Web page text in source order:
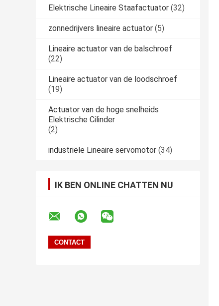
Elektrische Lineaire Staafactuator (32)
zonnedrijvers lineaire actuator (5)
Lineaire actuator van de balschroef
(22)
Lineaire actuator van de loodschroef
(19)
Actuator van de hoge snelheids
Elektrische Cilinder
(2)
industriële Lineaire servomotor (34)
IK BEN ONLINE CHATTEN NU